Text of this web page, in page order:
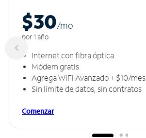
$30/mo
por 1 año
Internet con fibra óptica
Módem gratis
Agrega WiFi Avanzado + $10/mes
Sin límite de datos, sin contratos
Comenzar